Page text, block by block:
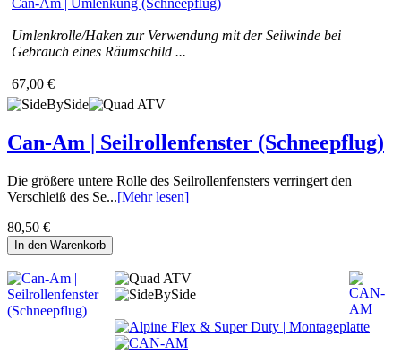
Can-Am | Umlenkung (Schneepflug)
Umlenkrolle/Haken zur Verwendung mit der Seilwinde bei
Gebrauch eines Räumschild ...
67,00 €
Can-Am | Seilrollenfenster (Schneepflug)
Die größere untere Rolle des Seilrollenfensters verringert den
Verschleiß des Se...[Mehr lesen]
80,50 €
In den Warenkorb